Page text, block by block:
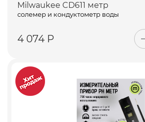
Milwaukee CD611 метр
солемер и кондуктометр воды
4 074 Р